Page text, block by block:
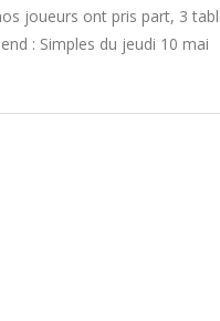
joueurs ont pris part, 3
: Simples du jeudi 10 mai